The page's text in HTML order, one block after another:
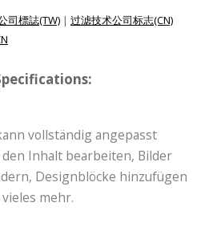
司標誌(TW) | 过滤技术公司标志(CN)
vollständig angepasst
Inhalt bearbeiten, Bilder
Designblöcke hinzufügen
mehr.